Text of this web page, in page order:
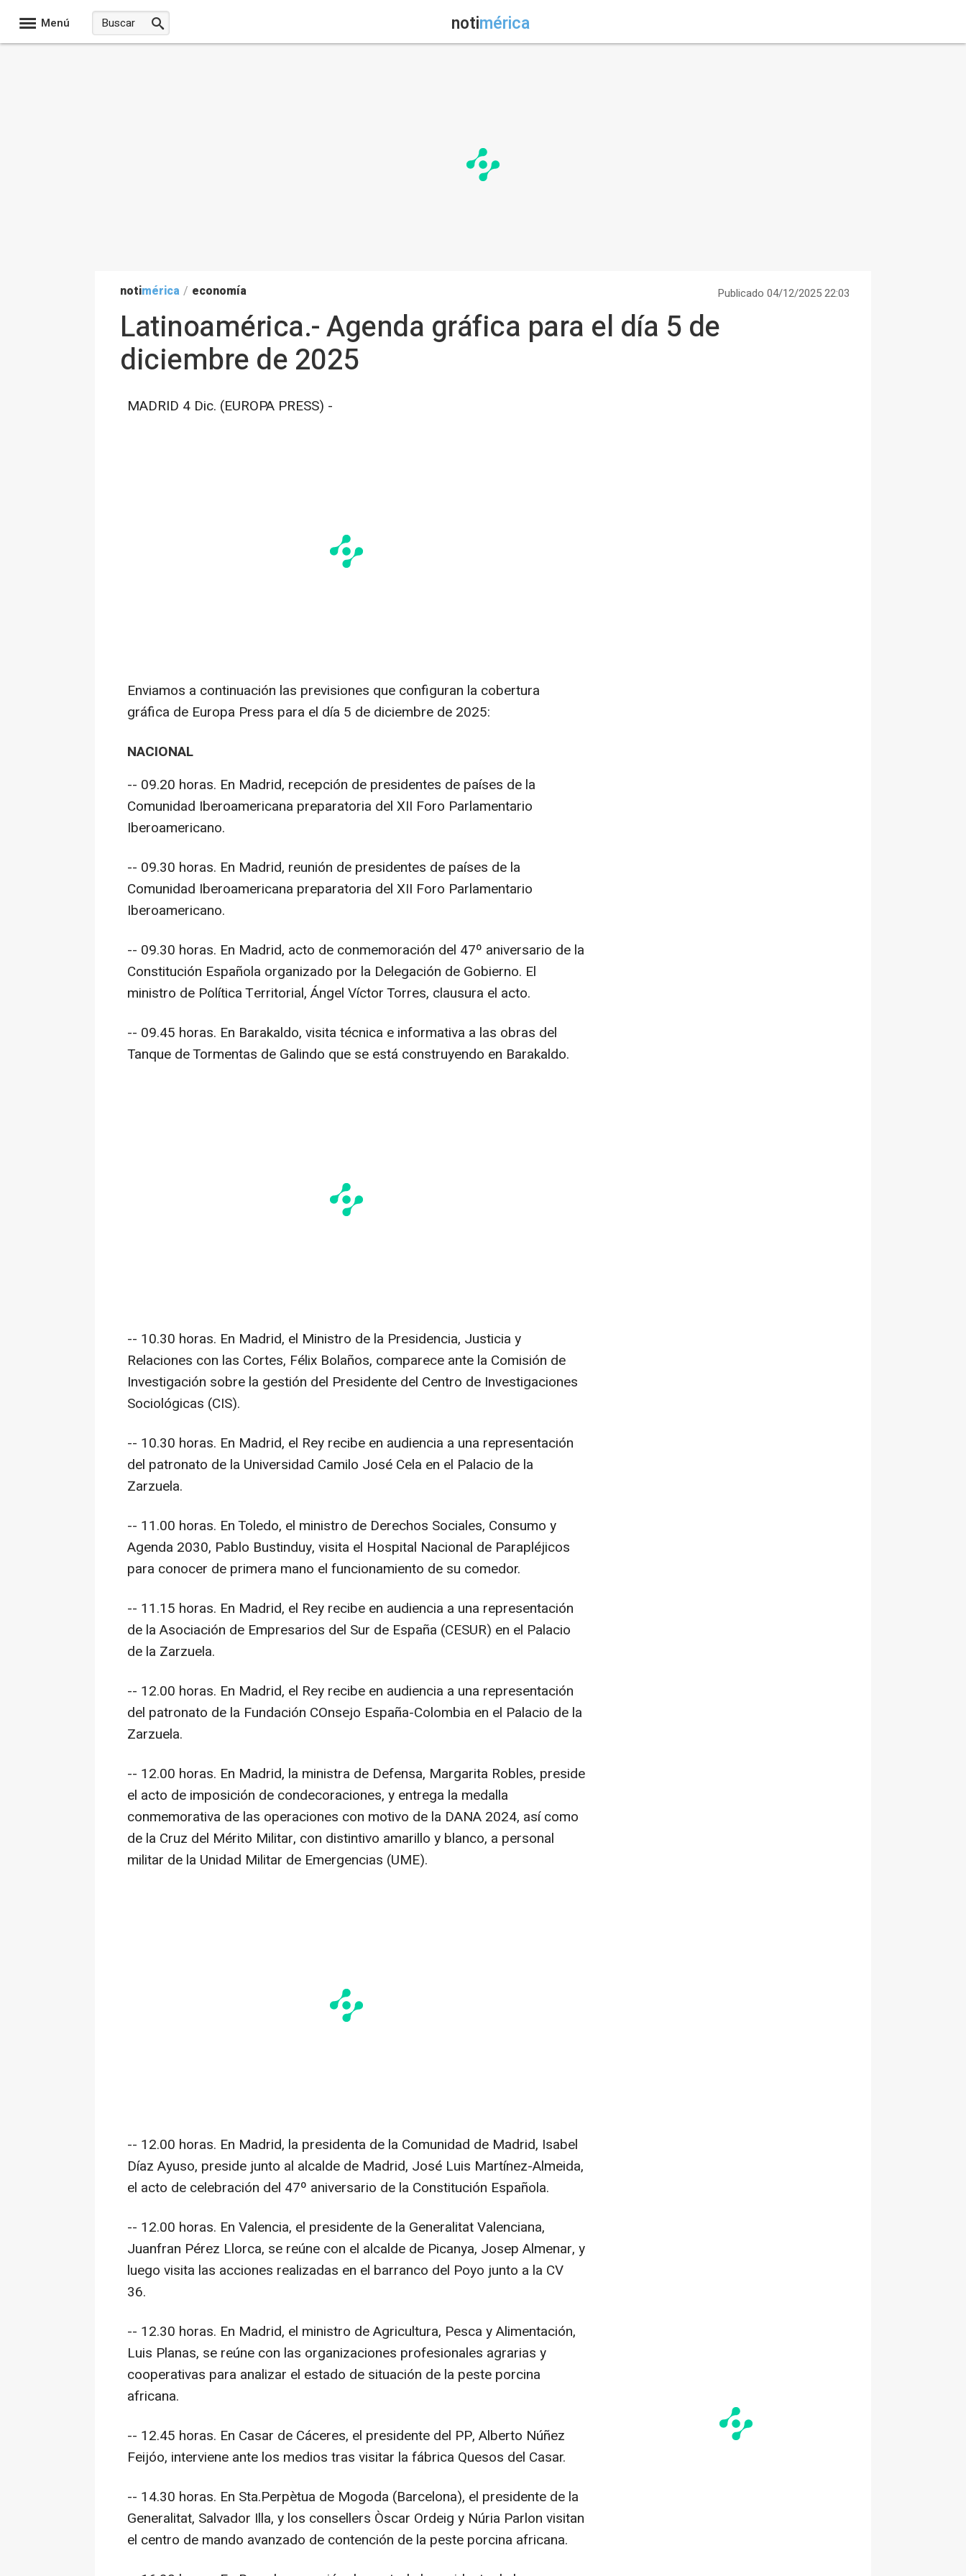
Menú notimérica
notimérica / economía Publicado 04/12/2025 22:03
Latinoamérica.- Agenda gráfica para el día 5 de
diciembre de 2025
MADRID 4 Dic. (EUROPA PRESS) -
Enviamos a continuación las previsiones que configuran la cobertura
gráfica de Europa Press para el día 5 de diciembre de 2025:
NACIONAL
-- 09.20 horas. En Madrid, recepción de presidentes de países de la
Comunidad Iberoamericana preparatoria del XII Foro Parlamentario
Iberoamericano.
-- 09.30 horas. En Madrid, reunión de presidentes de países de la
Comunidad Iberoamericana preparatoria del XII Foro Parlamentario
Iberoamericano.
-- 09.30 horas. En Madrid, acto de conmemoración del 47º aniversario de la
Constitución Española organizado por la Delegación de Gobierno. El
ministro de Política Territorial, Ángel Víctor Torres, clausura el acto.
-- 09.45 horas. En Barakaldo, visita técnica e informativa a las obras del
Tanque de Tormentas de Galindo que se está construyendo en Barakaldo.
-- 10.30 horas. En Madrid, el Ministro de la Presidencia, Justicia y
Relaciones con las Cortes, Félix Bolaños, comparece ante la Comisión de
Investigación sobre la gestión del Presidente del Centro de Investigaciones
Sociológicas (CIS).
-- 10.30 horas. En Madrid, el Rey recibe en audiencia a una representación
del patronato de la Universidad Camilo José Cela en el Palacio de la
Zarzuela.
-- 11.00 horas. En Toledo, el ministro de Derechos Sociales, Consumo y
Agenda 2030, Pablo Bustinduy, visita el Hospital Nacional de Parapléjicos
para conocer de primera mano el funcionamiento de su comedor.
-- 11.15 horas. En Madrid, el Rey recibe en audiencia a una representación
de la Asociación de Empresarios del Sur de España (CESUR) en el Palacio
de la Zarzuela.
-- 12.00 horas. En Madrid, el Rey recibe en audiencia a una representación
del patronato de la Fundación COnsejo España-Colombia en el Palacio de la
Zarzuela.
-- 12.00 horas. En Madrid, la ministra de Defensa, Margarita Robles, preside
el acto de imposición de condecoraciones, y entrega la medalla
conmemorativa de las operaciones con motivo de la DANA 2024, así como
de la Cruz del Mérito Militar, con distintivo amarillo y blanco, a personal
militar de la Unidad Militar de Emergencias (UME).
-- 12.00 horas. En Madrid, la presidenta de la Comunidad de Madrid, Isabel
Díaz Ayuso, preside junto al alcalde de Madrid, José Luis Martínez-Almeida,
el acto de celebración del 47º aniversario de la Constitución Española.
-- 12.00 horas. En Valencia, el presidente de la Generalitat Valenciana,
Juanfran Pérez Llorca, se reúne con el alcalde de Picanya, Josep Almenar, y
luego visita las acciones realizadas en el barranco del Poyo junto a la CV
36.
-- 12.30 horas. En Madrid, el ministro de Agricultura, Pesca y Alimentación,
Luis Planas, se reúne con las organizaciones profesionales agrarias y
cooperativas para analizar el estado de situación de la peste porcina
africana.
-- 12.45 horas. En Casar de Cáceres, el presidente del PP, Alberto Núñez
Feijóo, interviene ante los medios tras visitar la fábrica Quesos del Casar.
-- 14.30 horas. En Sta.Perpètua de Mogoda (Barcelona), el presidente de la
Generalitat, Salvador Illa, y los consellers Òscar Ordeig y Núria Parlon visitan
el centro de mando avanzado de contención de la peste porcina africana.